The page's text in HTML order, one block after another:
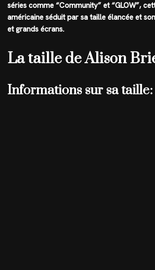
séries comme “Community” et “GLOW”,
américaine séduit par sa taille élancée et
et grands écrans.
La taille de Alison
Informations sur sa taille: